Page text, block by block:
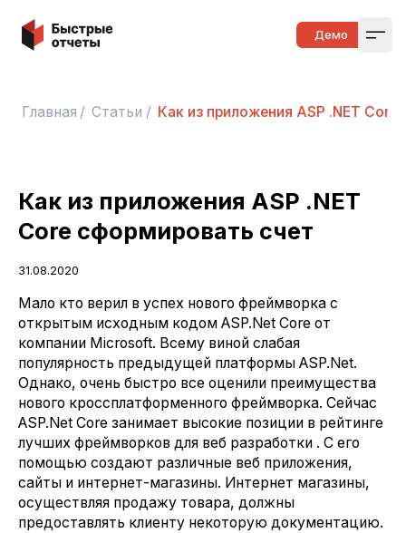
Быстрые отчеты Демо
Главная / Статьи / Как из приложения ASP .NET
Как из приложения ASP .NET
Core сформировать счет
31.08.2020
Мало кто верил в успех нового фреймворка с
открытым исходным кодом ASP.Net Core от
компании Microsoft. Всему виной слабая
популярность предыдущей платформы ASP.Net.
Однако, очень быстро все оценили преимущества
нового кроссплатформенного фреймворка. Сейчас
ASP.Net Core занимает высокие позиции в рейтинге
лучших фреймворков для веб разработки . С его
помощью создают различные веб приложения,
сайты и интернет-магазины. Интернет магазины,
осуществляя продажу товара, должны
предоставлять клиенту некоторую документацию.